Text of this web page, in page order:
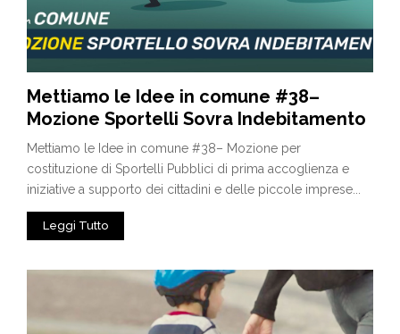
Mettiamo le Idee in comune #38–
Mozione Sportelli Sovra Indebitamento
Mettiamo le Idee in comune #38– Mozione per
costituzione di Sportelli Pubblici di prima accoglienza e
iniziative a supporto dei cittadini e delle piccole imprese...
Leggi Tutto